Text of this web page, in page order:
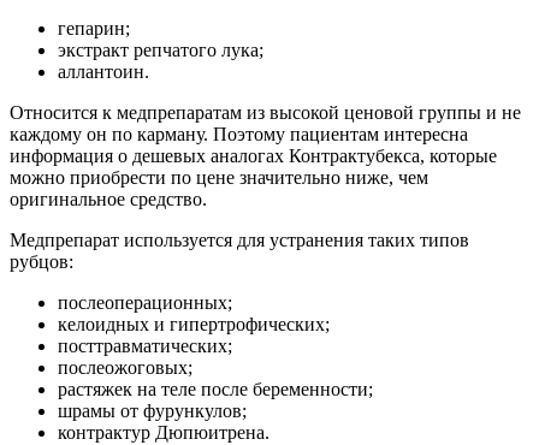
гепарин;
экстракт репчатого лука;
аллантоин.
Относится к медпрепаратам из высокой ценовой группы и не
каждому он по карману. Поэтому пациентам интересна
информация о дешевых аналогах Контрактубекса, которые
можно приобрести по цене значительно ниже, чем
оригинальное средство.
Медпрепарат используется для устранения таких типов
рубцов:
послеоперационных;
келоидных и гипертрофических;
посттравматических;
послеожоговых;
растяжек на теле после беременности;
шрамы от фурункулов;
контрактур Дюпюитрена.